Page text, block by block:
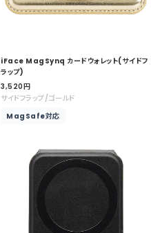
iFace MagSynq カードウォレット(サイドフ
ラップ)
セ
ー
価
3,520円
サイドフラップ/ゴールド
MagSafe対応